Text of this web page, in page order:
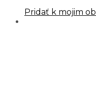
Pridať k mojim